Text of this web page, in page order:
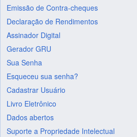
Emissão de Contra-cheques
Declaração de Rendimentos
Assinador Digital
Gerador GRU
Sua Senha
Esqueceu sua senha?
Cadastrar Usuário
Livro Eletrônico
Dados abertos
Suporte a Propriedade Intelectual